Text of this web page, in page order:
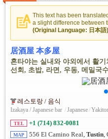
This text has been
a slight difference between
(Original Language: 日本語)
居酒屋 本多屋
혼타야는 실내와 야외에서 활
선회, 초밥, 라면, 우동, 메밀국
레스토랑 / 음식
Izakaya / Japanese bar /Japanese/
TEL +1 (714) 832-0081
MAP 556 El Camino Real, Tustin,